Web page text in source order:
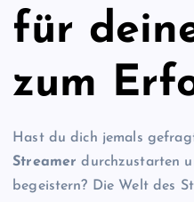
für
zum
Hast du dich jemals
Streamer durchzustarten
begeistern? Die Welt des